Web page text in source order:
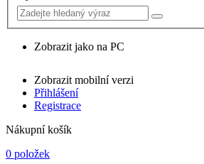
Zobrazit jako na PC
Zobrazit mobilní verzi
Přihlášení
Registrace
Nákupní košík
0 položek